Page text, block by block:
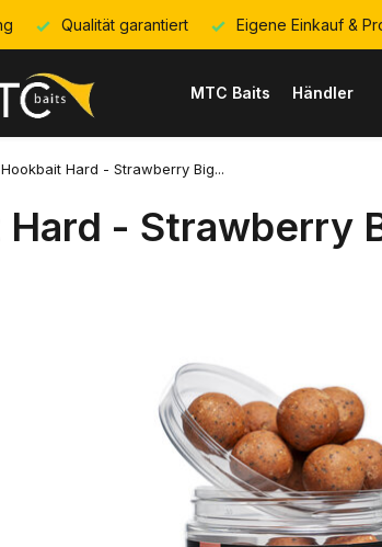
Qualität garantiert Eigene Einkauf &
MTC Baits Händler
Hookbait Hard - Strawberry Big...
- Strawberry